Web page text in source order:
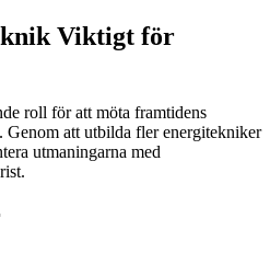
Viktigt för
roll för att möta framtidens
Genom att utbilda fler energitekniker
utmaningarna med